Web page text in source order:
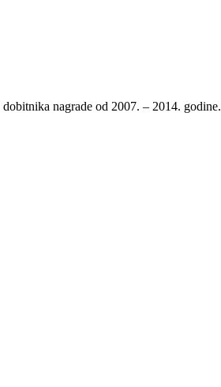
nagrade od 2007. – 2014. godine.